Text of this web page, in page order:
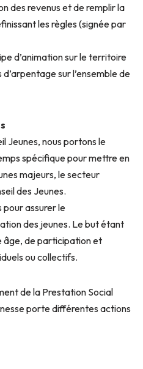
des revenus et de remplir la
les règles (signée par
d’animation sur le territoire
sur l’ensemble de
Jeunes, nous portons le
spécifique pour mettre en
majeurs, le secteur
des Jeunes.
pour assurer le
des jeunes. Le but étant
âge, de participation et
ou collectifs.
de la Prestation Social
porte différentes actions